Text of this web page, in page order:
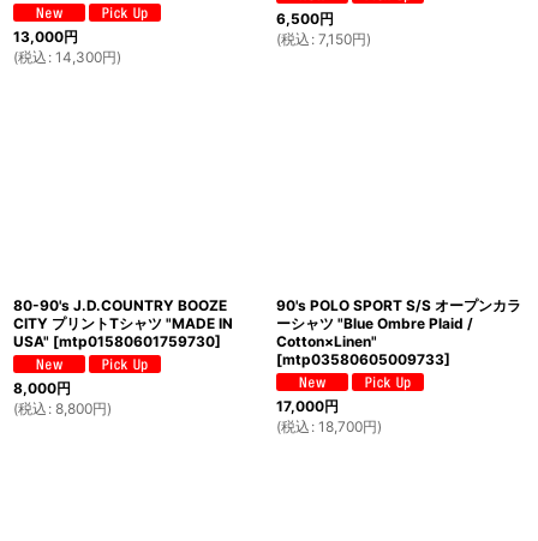
13,000円
(税込 : 14,300円)
6,500円
(税込 : 7,150円)
80-90's J.D.COUNTRY BOOZE
CITY プリントTシャツ "MADE IN
USA" [mtp01580601759730]
8,000円
(税込 : 8,800円)
90's POLO SPORT S/S オープンカラ
ーシャツ "Blue Ombre Plaid /
Cotton×Linen"
[mtp03580605009733]
17,000円
(税込 : 18,700円)